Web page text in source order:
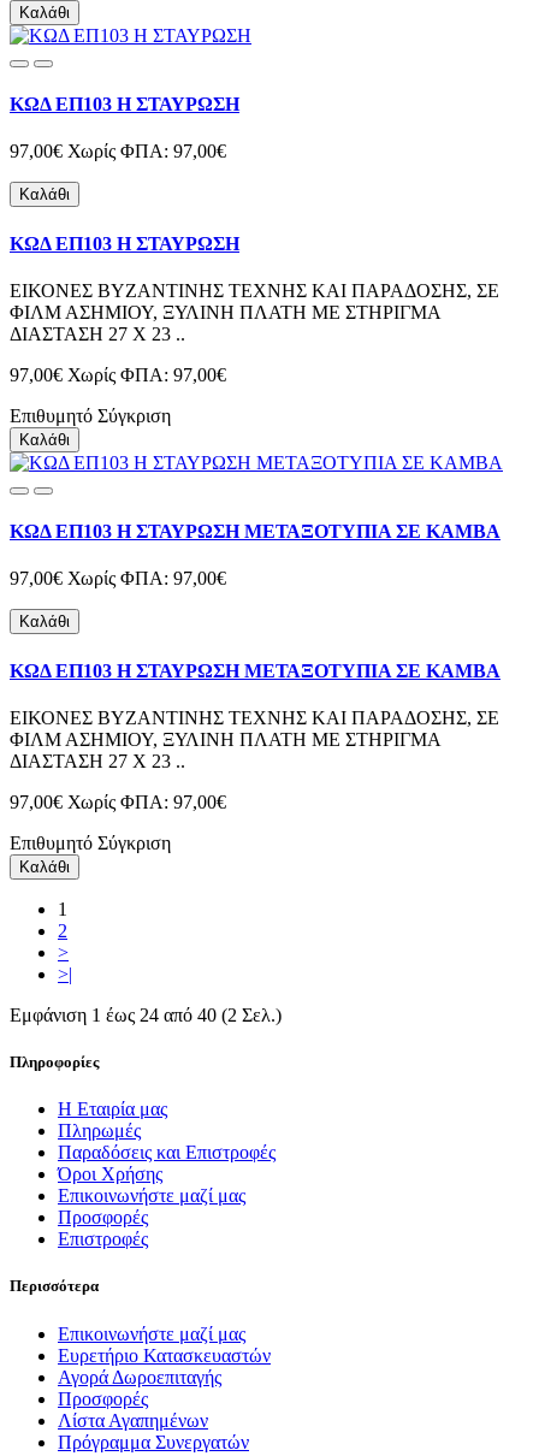
Καλάθι
ΚΩΔ ΕΠ103 Η ΣΤΑΥΡΩΣΗ
97,00€ Χωρίς ΦΠΑ: 97,00€
Καλάθι
ΚΩΔ ΕΠ103 Η ΣΤΑΥΡΩΣΗ
ΕΙΚΟΝΕΣ ΒΥΖΑΝΤΙΝΗΣ ΤΕΧΝΗΣ ΚΑΙ ΠΑΡΑΔΟΣΗΣ, ΣΕ
ΦΙΛΜ ΑΣΗΜΙΟΥ, ΞΥΛΙΝΗ ΠΛΑΤΗ ΜΕ ΣΤΗΡΙΓΜΑ
ΔΙΑΣΤΑΣΗ 27 Χ 23 ..
97,00€ Χωρίς ΦΠΑ: 97,00€
Επιθυμητό Σύγκριση
Καλάθι
ΚΩΔ ΕΠ103 Η ΣΤΑΥΡΩΣΗ ΜΕΤΑΞΟΤΥΠΙΑ ΣΕ ΚΑΜΒΑ
97,00€ Χωρίς ΦΠΑ: 97,00€
Καλάθι
ΚΩΔ ΕΠ103 Η ΣΤΑΥΡΩΣΗ ΜΕΤΑΞΟΤΥΠΙΑ ΣΕ ΚΑΜΒΑ
ΕΙΚΟΝΕΣ ΒΥΖΑΝΤΙΝΗΣ ΤΕΧΝΗΣ ΚΑΙ ΠΑΡΑΔΟΣΗΣ, ΣΕ
ΦΙΛΜ ΑΣΗΜΙΟΥ, ΞΥΛΙΝΗ ΠΛΑΤΗ ΜΕ ΣΤΗΡΙΓΜΑ
ΔΙΑΣΤΑΣΗ 27 Χ 23 ..
97,00€ Χωρίς ΦΠΑ: 97,00€
Επιθυμητό Σύγκριση
Καλάθι
1
2
>
>|
Εμφάνιση 1 έως 24 από 40 (2 Σελ.)
Πληροφορίες
H Εταιρία μας
Πληρωμές
Παραδόσεις και Επιστροφές
Όροι Χρήσης
Επικοινωνήστε μαζί μας
Προσφορές
Επιστροφές
Περισσότερα
Επικοινωνήστε μαζί μας
Ευρετήριο Κατασκευαστών
Αγορά Δωροεπιταγής
Προσφορές
Λίστα Αγαπημένων
Πρόγραμμα Συνεργατών